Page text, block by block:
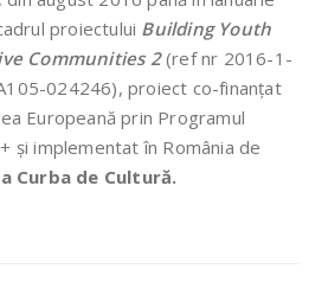
proiectului Building Youth
Communities 2(ref nr 2016-1-
024246), proiect co-finanțat
Europeană prin Programul
și implementat în România de
Curba de Cultură.